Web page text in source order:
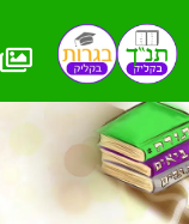
לתוכן